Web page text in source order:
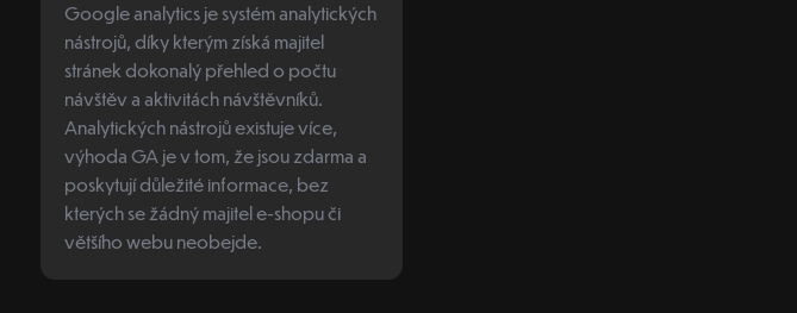
Google analytics je systém analytických
nástrojů, díky kterým získá majitel
stránek dokonalý přehled o počtu
návštěv a aktivitách návštěvníků.
Analytických nástrojů existuje více,
výhoda GA je v tom, že jsou zdarma a
poskytují důležité informace, bez
kterých se žádný majitel e-shopu či
většího webu neobejde.